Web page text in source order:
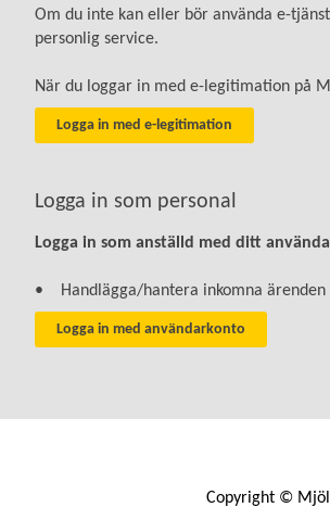
Om du inte kan eller bör använda e-
personlig service.
När du loggar in med e-legitimation på
Logga in som personal
Logga in som anställd med ditt
• Handlägga/hantera inkomna
Copyright ©